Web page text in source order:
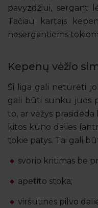
pavyzdžiui, sergant
Tačiau kartais
nesergantiems
Kepenų vėžio
Ši liga gali neturėti
gali būti sunku juos
to, ar vėžys
kitos kūno dalies
tokie patys. Tai gali
svorio kritimas be
apetito stoka;
viršutinės pilvo